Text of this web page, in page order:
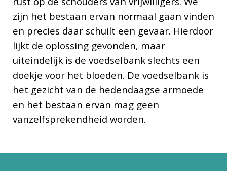
zijn het bestaan ervan normaal gaan vinden
en precies daar schuilt een gevaar. Hierdoor
lijkt de oplossing gevonden, maar
uiteindelijk is de voedselbank slechts een
doekje voor het bloeden. De voedselbank is
het gezicht van de hedendaagse armoede
en het bestaan ervan mag geen
vanzelfsprekendheid worden.